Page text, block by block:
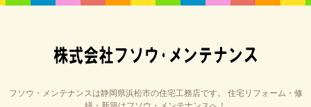
フソウ・メンテナンスは静岡県浜松市の住宅工務店です。 住宅リフォーム・修